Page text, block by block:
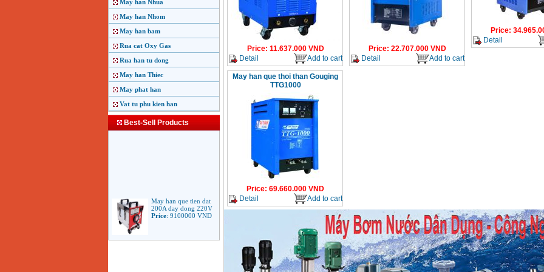
May han Nhua
May han Nhom
May han bam
Rua cat Oxy Gas
Rua han tu dong
May han Thiec
May phat han
Vat tu phu kien han
Best-Sell Products
200A day dong 220V
Price:9100000 VND
Price: 11.637.000VND
Detail
Add to cart
Price: 22.707.000 VND
Detail
Add to cart
Price:
Detail
May han que thoi than Gouging
TTG1000
Price: 69.660.000 VND
Detail
Add to cart